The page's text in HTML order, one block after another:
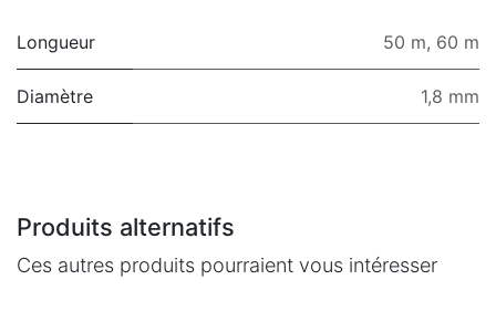
Longueur 50 m, 60 m
Diamètre 1,8 mm
Produits alternatifs
Ces autres produits pourraient vous intéresser